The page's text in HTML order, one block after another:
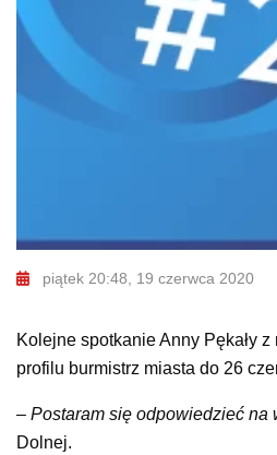
piątek 20:48, 19 czerwca 2020
Kolejne spotkanie Anny Pękały
profilu burmistrz miasta do 26
– Postaram się odpowiedzieć na
Dolnej.